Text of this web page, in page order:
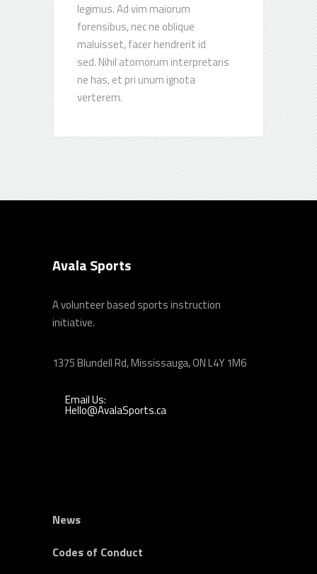
legimus. Ad vim maiorum
forensibus, nec ne oblique
maluisset, facer hendrerit id
sed. Nihil atomorum interpretaris
ne has, et pri unum ignota
verterem.
Avala Sports
A volunteer based sports instruction
initiative.
1375 Blundell Rd, Mississauga, ON L4Y 1M6
Email Us:
Hello@AvalaSports.ca
News
Codes of Conduct